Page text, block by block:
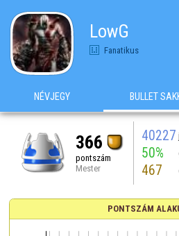
LowG
Fanatikus
NÉVJEGY BULLET
366
pontszám
Mester
40227
50%
467
PONTSZÁM